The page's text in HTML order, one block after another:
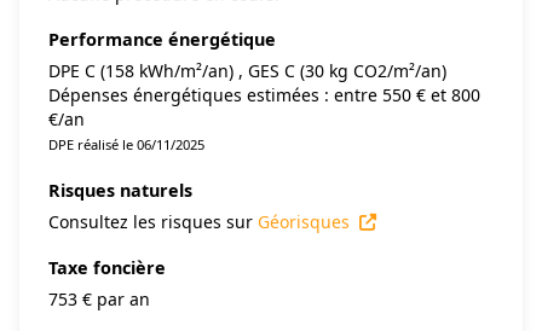
Performance énergétique
DPE C (158 kWh/m²/an) , GES C (30 kg CO2/m²/an)
Dépenses énergétiques estimées : entre 550 € et 800
€/an
DPE réalisé le 06/11/2025
Risques naturels
Consultez les risques sur Géorisques
Taxe foncière
753 € par an